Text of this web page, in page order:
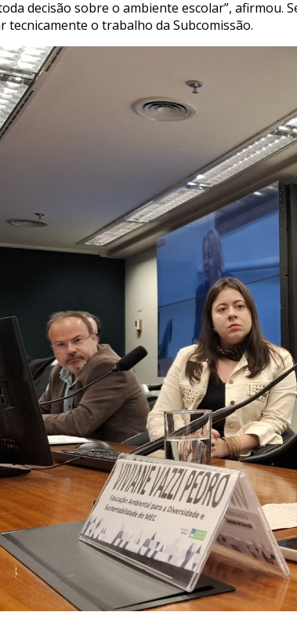
decisão sobre o ambiente escolar”,
tecnicamente o trabalho da Subcomissão.